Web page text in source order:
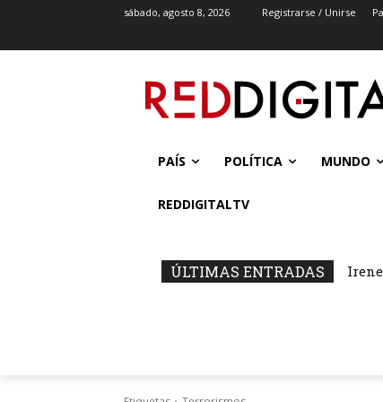
sábado, agosto 8, 2026 Registrarse / Unirse
PAÍS POLÍTICA MUNDO
REDDIGITALTV
ÚLTIMAS ENTRADAS